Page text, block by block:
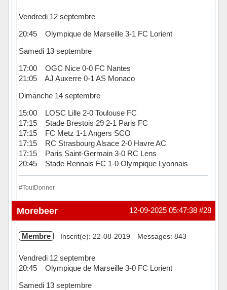
Vendredi 12 septembre
20:45 Olympique de Marseille 3-1 FC Lorient
Samedi 13 septembre
17:00 OGC Nice 0-0 FC Nantes
21:05 AJ Auxerre 0-1 AS Monaco
Dimanche 14 septembre
15:00 LOSC Lille 2-0 Toulouse FC
17:15 Stade Brestois 29 2-1 Paris FC
17:15 FC Metz 1-1 Angers SCO
17:15 RC Strasbourg Alsace 2-0 Havre AC
17:15 Paris Saint-Germain 3-0 RC Lens
20:45 Stade Rennais FC 1-0 Olympique Lyonnais
#ToutDonner
Hors ligne #28
12-09-2025 05:47:38
Morebeer
Membre Inscrit(e): 22-08-2019 Messages: 843
Vendredi 12 septembre
20:45 Olympique de Marseille 3-0 FC Lorient
Samedi 13 septembre